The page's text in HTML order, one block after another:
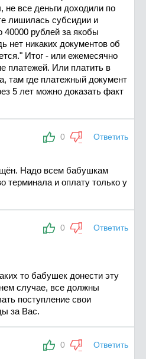
не все деньги доходили по
лишилась субсидии и
40000 рублей за якобы
нет никаких документов об
Итог - или ежемесячно
платежей. Или платить в
там где платежный документ
5 лет можно доказать факт
0 Ответить
Надо всем бабушкам
терминала и оплату только у
0 Ответить
то бабушек донести эту
случае, все должны
поступление свои
за Вас.
0 Ответить